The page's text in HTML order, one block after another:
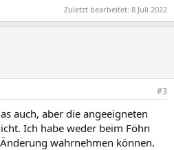
Zuletzt bearbeitet: 8 Juli 2022
#3
auch, aber die angeeigneten
Ich habe weder beim Föhn
wahrnehmen können.